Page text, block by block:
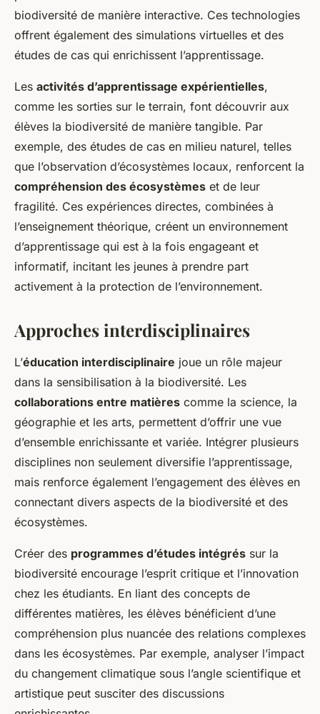
biodiversité de manière interactive. Ces technologies
offrent également des simulations virtuelles et des
études de cas qui enrichissent l’apprentissage.
Les activités d’apprentissage expérientielles,
comme les sorties sur le terrain, font découvrir aux
élèves la biodiversité de manière tangible. Par
exemple, des études de cas en milieu naturel, telles
que l’observation d’écosystèmes locaux, renforcent la
compréhension des écosystèmes et de leur
fragilité. Ces expériences directes, combinées à
l’enseignement théorique, créent un environnement
d’apprentissage qui est à la fois engageant et
informatif, incitant les jeunes à prendre part
activement à la protection de l’environnement.
Approches interdisciplinaires
L’éducation interdisciplinaire joue un rôle majeur
dans la sensibilisation à la biodiversité. Les
collaborations entre matières comme la science, la
géographie et les arts, permettent d’offrir une vue
d’ensemble enrichissante et variée. Intégrer plusieurs
disciplines non seulement diversifie l’apprentissage,
mais renforce également l’engagement des élèves en
connectant divers aspects de la biodiversité et des
écosystèmes.
Créer des programmes d’études intégrés sur la
biodiversité encourage l’esprit critique et l’innovation
chez les étudiants. En liant des concepts de
différentes matières, les élèves bénéficient d’une
compréhension plus nuancée des relations complexes
dans les écosystèmes. Par exemple, analyser l’impact
du changement climatique sous l’angle scientifique et
artistique peut susciter des discussions